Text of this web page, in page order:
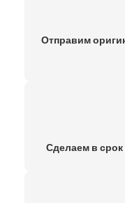
Отправим
Сделаем в срок